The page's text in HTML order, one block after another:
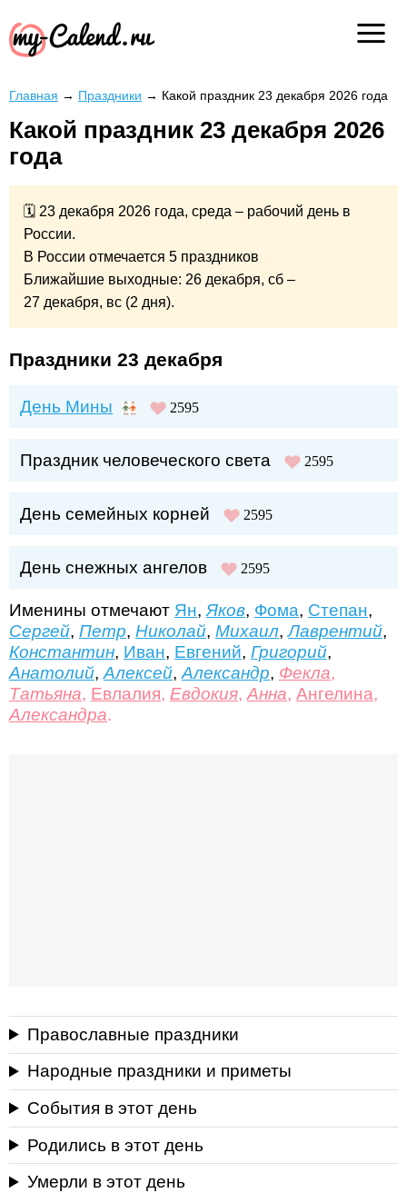
Главная → Праздники → Какой праздник 23 декабря 2026 года
Какой праздник 23 декабря 2026
года
🗓 23 декабря 2026 года, среда – рабочий день в
России.
В России отмечается 5 праздников
Ближайшие выходные: 26 декабря, сб –
27 декабря, вс (2 дня).
Праздники 23 декабря
День Мины 2595
Праздник человеческого света 2595
День семейных корней 2595
День снежных ангелов 2595
Именины отмечают Ян, Яков, Фома, Степан,
Сергей, Петр, Николай, Михаил,Лаврентий,
Константин, Иван, Евгений, Григорий,
Анатолий, Алексей, Александр, Фекла,
Татьяна, Евлалия, Евдокия, Анна, Ангелина,
Александра.
Православные праздники
Народные праздники и приметы
События в этот день
Родились в этот день
Умерли в этот день